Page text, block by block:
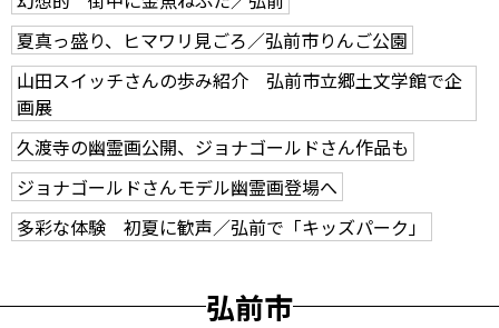
夏真っ盛り、ヒマワリ見ごろ／弘前市りんご公園
山田スイッチさんの歩み紹介 弘前市立郷土文学館で企
画展
久渡寺の幽霊画公開、ジョナゴールドさん作品も
ジョナゴールドさんモデル幽霊画登場へ
多彩な体験 初夏に歓声／弘前で「キッズパーク」
弘前市